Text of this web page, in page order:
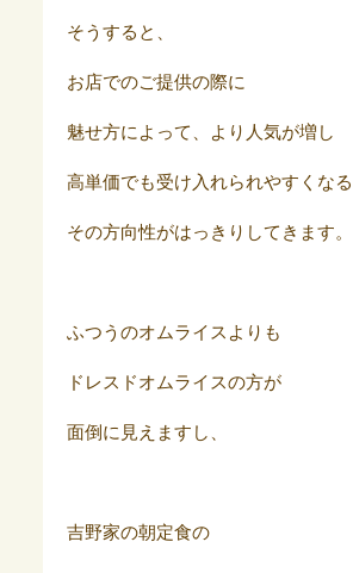
そうすると、
お店でのご提供の際に
魅せ方によって、より人気が増し
高単価でも受け入れられやすくなる
その方向性がはっきりしてきます。
ふつうのオムライスよりも
ドレスドオムライスの方が
面倒に見えますし、
吉野家の朝定食の